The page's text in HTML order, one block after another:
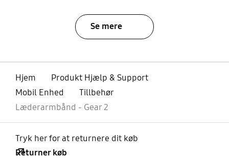
Se mere
Hjem
Produkt Hjælp & Support
Mobil Enhed
Tillbehør
Læderarmbånd - Gear 2
Tryk her for at returnere dit køb
Returner køb